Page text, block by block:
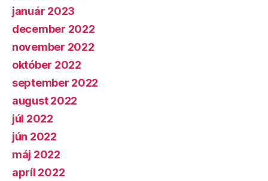
január 2023
december 2022
november 2022
október 2022
september 2022
august 2022
júl 2022
jún 2022
máj 2022
apríl 2022